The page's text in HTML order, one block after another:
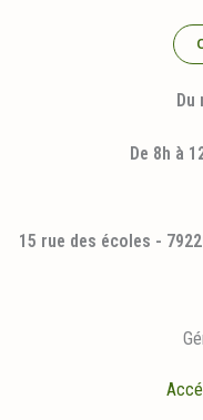
Du
De 8h à
15 rue des écoles -